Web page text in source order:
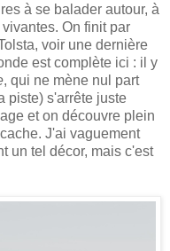
à se balader autour, à
On finit par
voir une dernière
est complète ici : il y
, qui ne mène nul part
piste) s'arrête juste
et on découvre plein
J'ai vaguement
un tel décor, mais c'est